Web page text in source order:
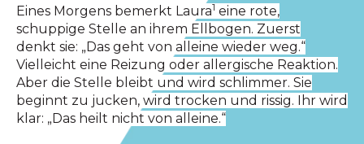
Eines Morgens bemerkt Laura1 eine rote,
schuppige Stelle an ihrem Ellbogen. Zuerst
denkt sie: „Das geht von alleine wieder weg.“
Vielleicht eine Reizung oder allergische Reaktion.
Aber die Stelle bleibt und wird schlimmer. Sie
beginnt zu jucken, wird trocken und rissig. Ihr wird
klar: „Das heilt nicht von alleine.“